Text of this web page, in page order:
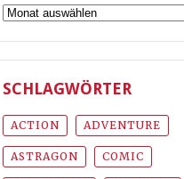
Archiv
SCHLAGWÖRTER
ACTION ADVENTURE
ASTRAGON COMIC